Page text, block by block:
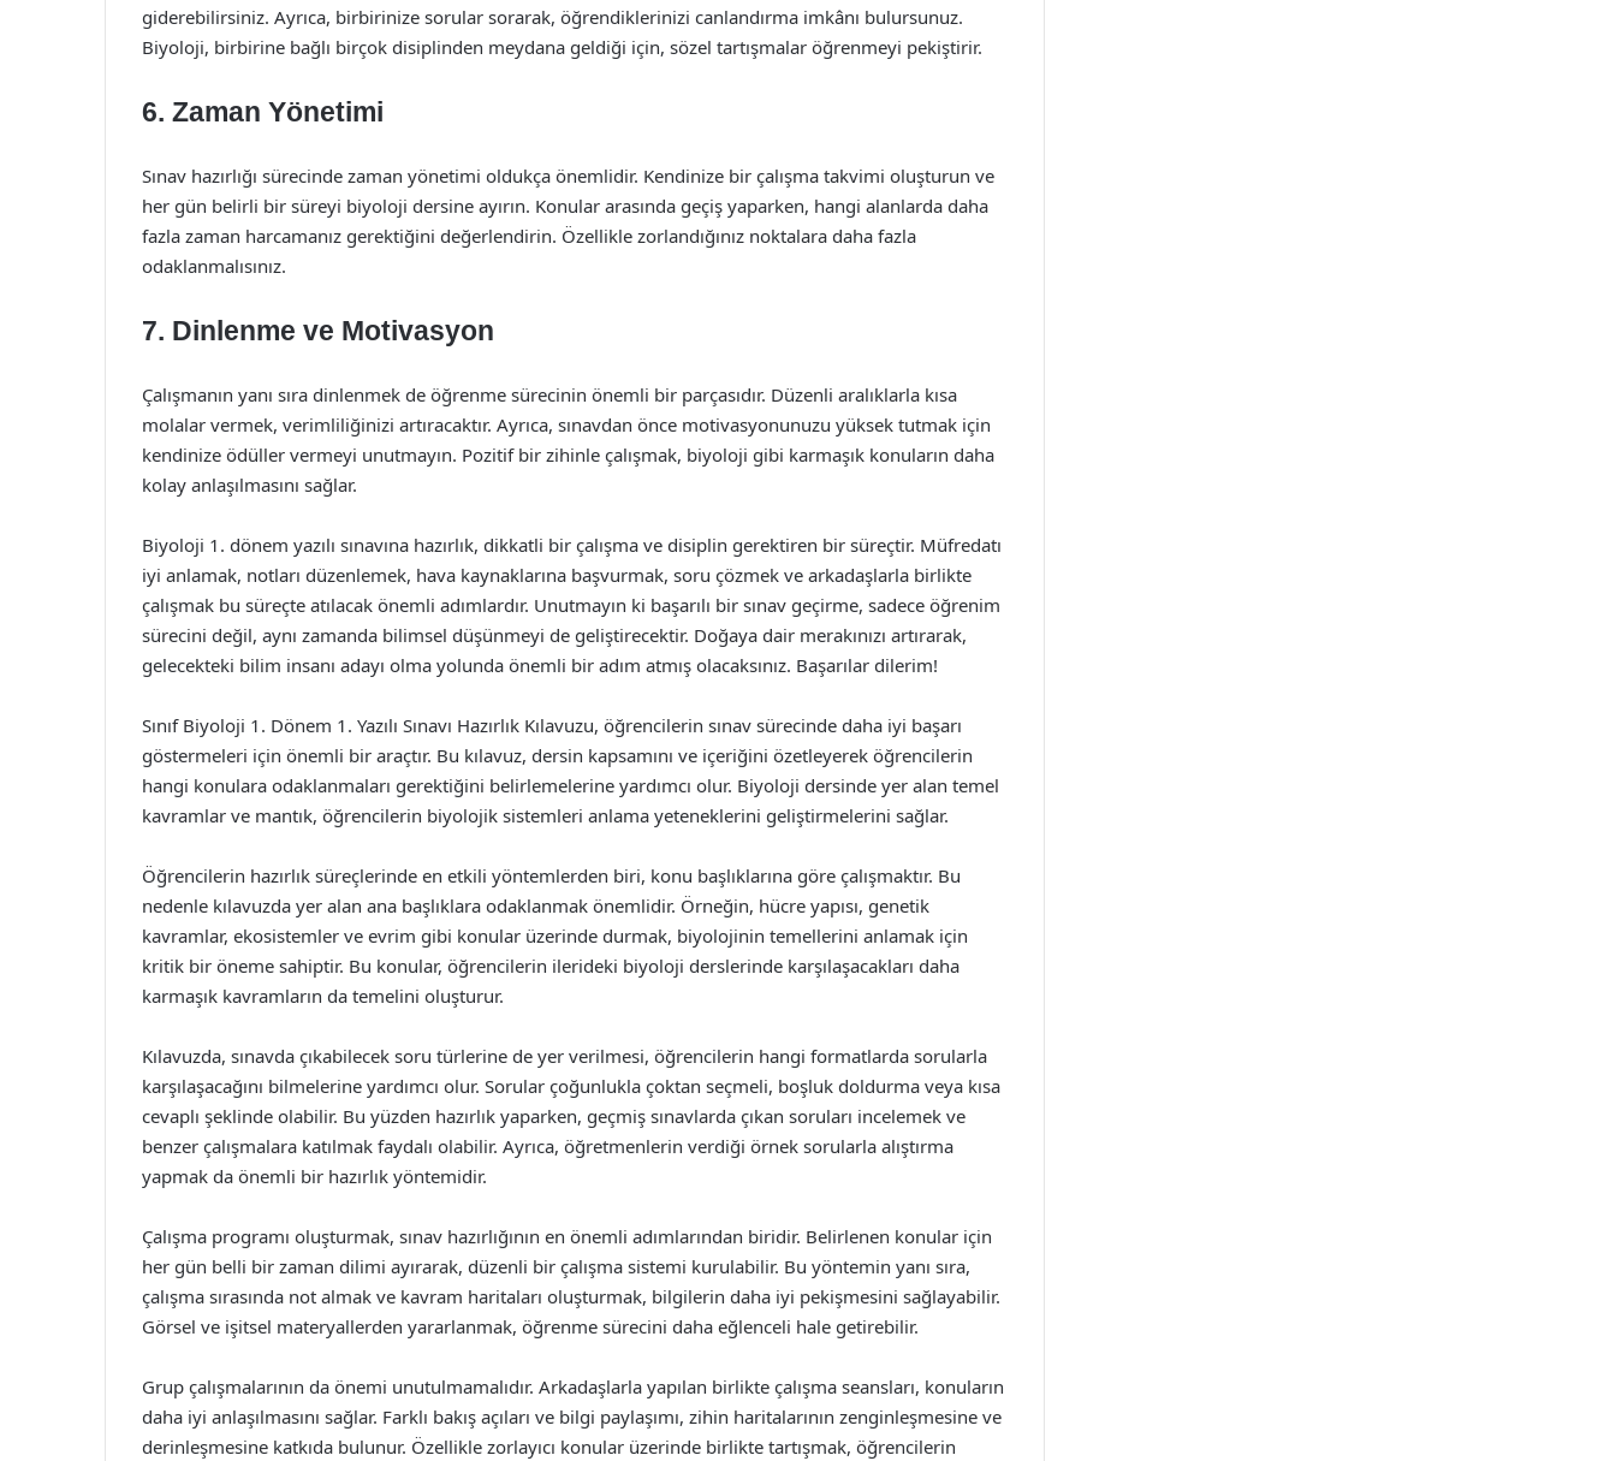
giderebilirsiniz. Ayrıca, birbirinize sorular sorarak, öğrendiklerinizi canlandırma imkânı bulursunuz.
Biyoloji, birbirine bağlı birçok disiplinden meydana geldiği için, sözel tartışmalar öğrenmeyi pekiştirir.
6. Zaman Yönetimi
Sınav hazırlığı sürecinde zaman yönetimi oldukça önemlidir. Kendinize bir çalışma takvimi oluşturun ve
her gün belirli bir süreyi biyoloji dersine ayırın. Konular arasında geçiş yaparken, hangi alanlarda daha
fazla zaman harcamanız gerektiğini değerlendirin. Özellikle zorlandığınız noktalara daha fazla
odaklanmalısınız.
7. Dinlenme ve Motivasyon
Çalışmanın yanı sıra dinlenmek de öğrenme sürecinin önemli bir parçasıdır. Düzenli aralıklarla kısa
molalar vermek, verimliliğinizi artıracaktır. Ayrıca, sınavdan önce motivasyonunuzu yüksek tutmak için
kendinize ödüller vermeyi unutmayın. Pozitif bir zihinle çalışmak, biyoloji gibi karmaşık konuların daha
kolay anlaşılmasını sağlar.
Biyoloji 1. dönem yazılı sınavına hazırlık, dikkatli bir çalışma ve disiplin gerektiren bir süreçtir. Müfredatı
iyi anlamak, notları düzenlemek, hava kaynaklarına başvurmak, soru çözmek ve arkadaşlarla birlikte
çalışmak bu süreçte atılacak önemli adımlardır. Unutmayın ki başarılı bir sınav geçirme, sadece öğrenim
sürecini değil, aynı zamanda bilimsel düşünmeyi de geliştirecektir. Doğaya dair merakınızı artırarak,
gelecekteki bilim insanı adayı olma yolunda önemli bir adım atmış olacaksınız. Başarılar dilerim!
Sınıf Biyoloji 1. Dönem 1. Yazılı Sınavı Hazırlık Kılavuzu, öğrencilerin sınav sürecinde daha iyi başarı
göstermeleri için önemli bir araçtır. Bu kılavuz, dersin kapsamını ve içeriğini özetleyerek öğrencilerin
hangi konulara odaklanmaları gerektiğini belirlemelerine yardımcı olur. Biyoloji dersinde yer alan temel
kavramlar ve mantık, öğrencilerin biyolojik sistemleri anlama yeteneklerini geliştirmelerini sağlar.
Öğrencilerin hazırlık süreçlerinde en etkili yöntemlerden biri, konu başlıklarına göre çalışmaktır. Bu
nedenle kılavuzda yer alan ana başlıklara odaklanmak önemlidir. Örneğin, hücre yapısı, genetik
kavramlar, ekosistemler ve evrim gibi konular üzerinde durmak, biyolojinin temellerini anlamak için
kritik bir öneme sahiptir. Bu konular, öğrencilerin ilerideki biyoloji derslerinde karşılaşacakları daha
karmaşık kavramların da temelini oluşturur.
Kılavuzda, sınavda çıkabilecek soru türlerine de yer verilmesi, öğrencilerin hangi formatlarda sorularla
karşılaşacağını bilmelerine yardımcı olur. Sorular çoğunlukla çoktan seçmeli, boşluk doldurma veya kısa
cevaplı şeklinde olabilir. Bu yüzden hazırlık yaparken, geçmiş sınavlarda çıkan soruları incelemek ve
benzer çalışmalara katılmak faydalı olabilir. Ayrıca, öğretmenlerin verdiği örnek sorularla alıştırma
yapmak da önemli bir hazırlık yöntemidir.
Çalışma programı oluşturmak, sınav hazırlığının en önemli adımlarından biridir. Belirlenen konular için
her gün belli bir zaman dilimi ayırarak, düzenli bir çalışma sistemi kurulabilir. Bu yöntemin yanı sıra,
çalışma sırasında not almak ve kavram haritaları oluşturmak, bilgilerin daha iyi pekişmesini sağlayabilir.
Görsel ve işitsel materyallerden yararlanmak, öğrenme sürecini daha eğlenceli hale getirebilir.
Grup çalışmalarının da önemi unutulmamalıdır. Arkadaşlarla yapılan birlikte çalışma seansları, konuların
daha iyi anlaşılmasını sağlar. Farklı bakış açıları ve bilgi paylaşımı, zihin haritalarının zenginleşmesine ve
derinleşmesine katkıda bulunur. Özellikle zorlayıcı konular üzerinde birlikte tartışmak, öğrencilerin